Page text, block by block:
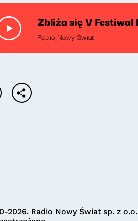
Zbliża się V
Radio Nowy Świat
2026. Radio Nowy Świat sp. z o.o.